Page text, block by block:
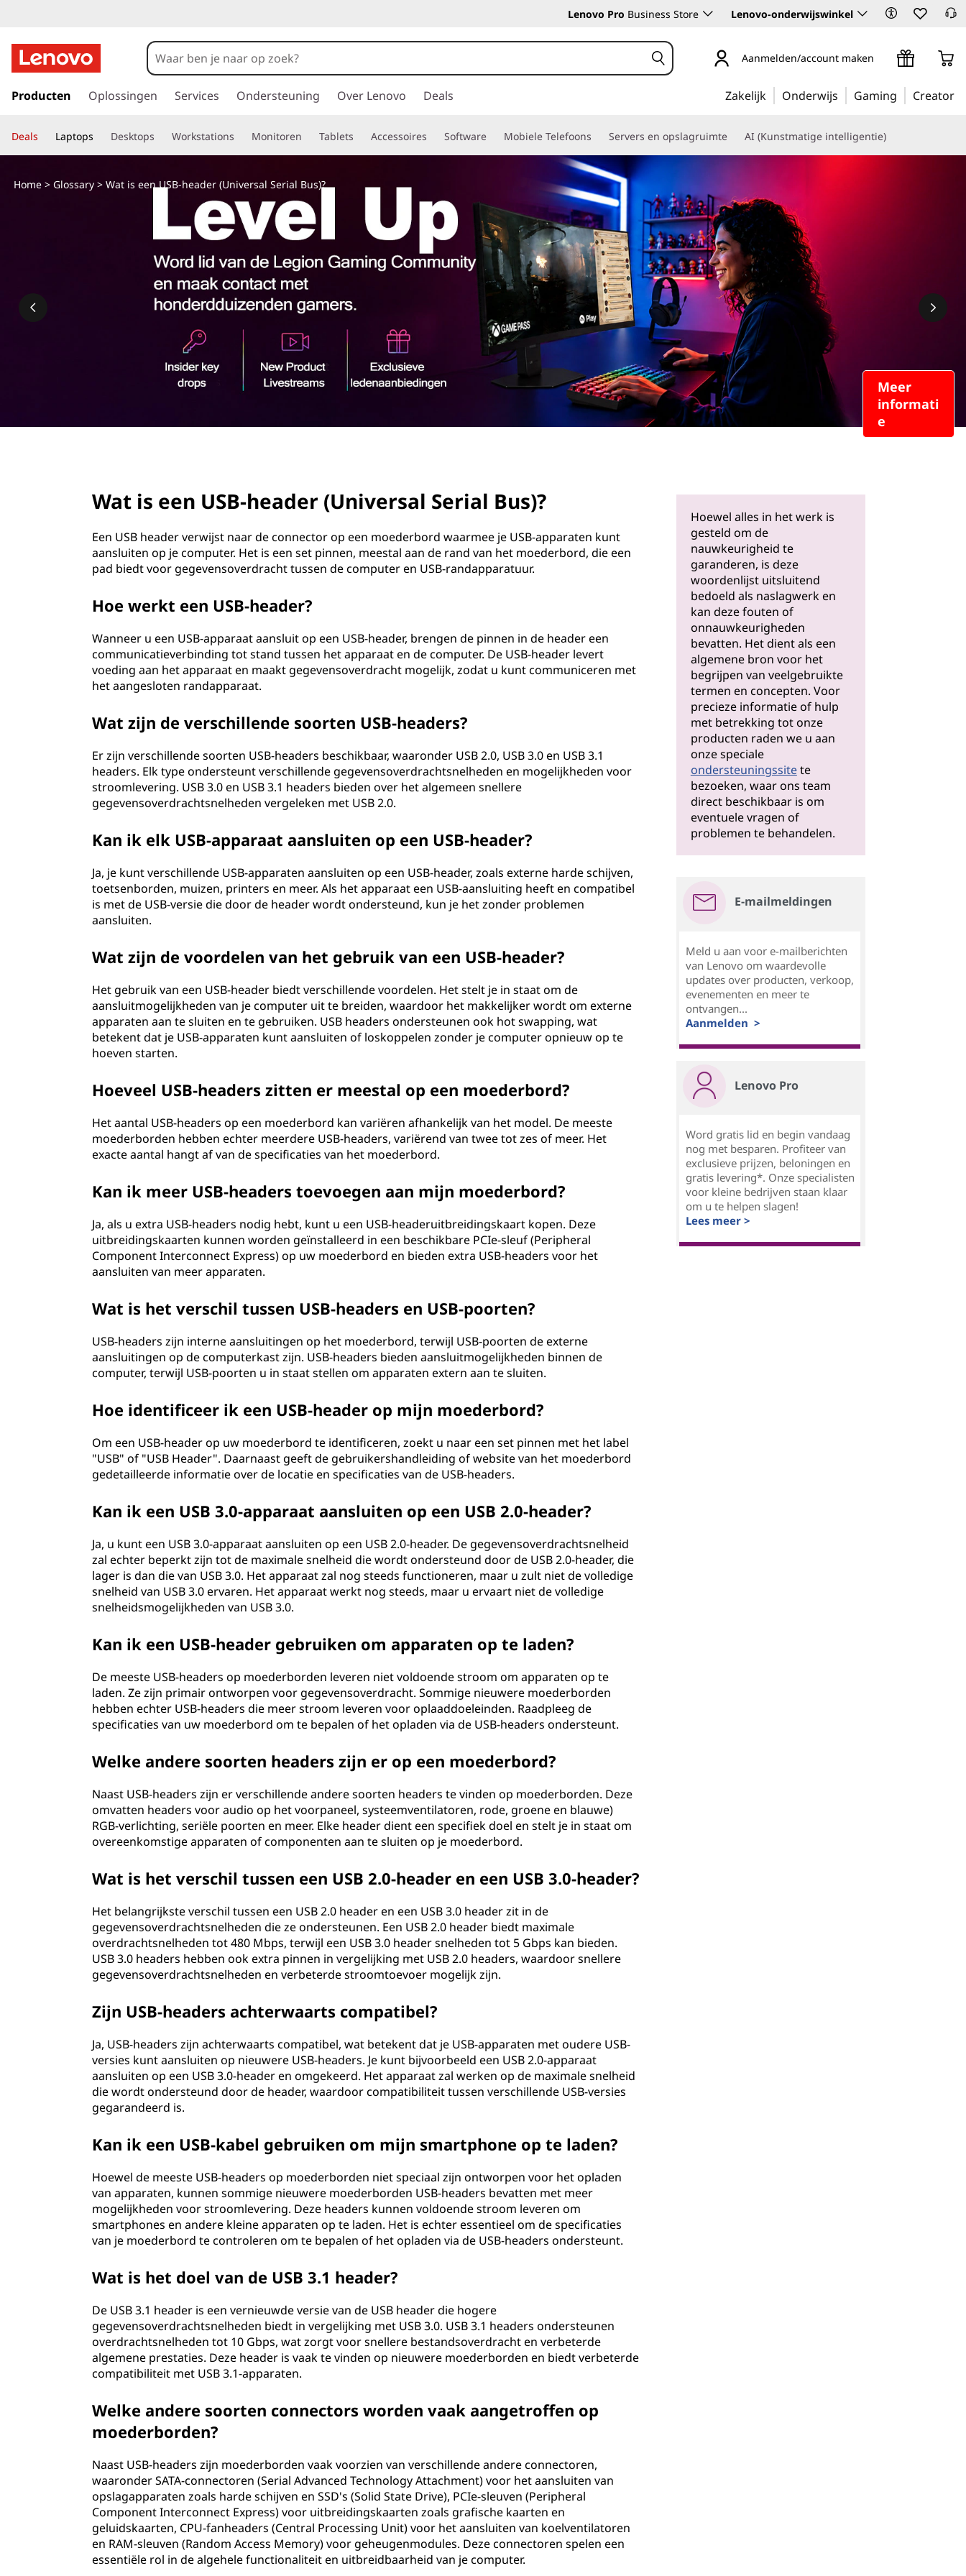
a
Lenovo Pro Business Store Lenovo-onderwijswinkel
a
a
r
e
Aanmelden/account maken
Producten Oplossingen Services Ondersteuning Over Lenovo Deals Zakelijk Onderwijs Gaming Creator
Deals Laptops Desktops Workstations Monitoren Tablets Accessoires Software Mobiele Telefoons Servers en opslagruimte AI (Kunstmatige intelligentie)
Meer
informati
e
Home> Glossary> Wat is een USB-header (Universal Serial Bus)?
Wat is een USB-header (Universal Serial Bus)?
Een USB header verwijst naar de connector op een moederbord waarmee je USB-apparaten kunt
aansluiten op je computer. Het is een set pinnen, meestal aan de rand van het moederbord, die een
pad biedt voor gegevensoverdracht tussen de computer en USB-randapparatuur.
Hoe werkt een USB-header?
Wanneer u een USB-apparaat aansluit op een USB-header, brengen de pinnen in de header een
communicatieverbinding tot stand tussen het apparaat en de computer. De USB-header levert
voeding aan het apparaat en maakt gegevensoverdracht mogelijk, zodat u kunt communiceren met
het aangesloten randapparaat.
Wat zijn de verschillende soorten USB-headers?
Er zijn verschillende soorten USB-headers beschikbaar, waaronder USB 2.0, USB 3.0 en USB 3.1
headers. Elk type ondersteunt verschillende gegevensoverdrachtsnelheden en mogelijkheden voor
stroomlevering. USB 3.0 en USB 3.1 headers bieden over het algemeen snellere
gegevensoverdrachtsnelheden vergeleken met USB 2.0.
Kan ik elk USB-apparaat aansluiten op een USB-header?
Ja, je kunt verschillende USB-apparaten aansluiten op een USB-header, zoals externe harde schijven,
toetsenborden, muizen, printers en meer. Als het apparaat een USB-aansluiting heeft en compatibel
is met de USB-versie die door de header wordt ondersteund, kun je het zonder problemen
aansluiten.
Wat zijn de voordelen van het gebruik van een USB-header?
Het gebruik van een USB-header biedt verschillende voordelen. Het stelt je in staat om de
aansluitmogelijkheden van je computer uit te breiden, waardoor het makkelijker wordt om externe
apparaten aan te sluiten en te gebruiken. USB headers ondersteunen ook hot swapping, wat
betekent dat je USB-apparaten kunt aansluiten of loskoppelen zonder je computer opnieuw op te
hoeven starten.
Hoeveel USB-headers zitten er meestal op een moederbord?
Het aantal USB-headers op een moederbord kan variëren afhankelijk van het model. De meeste
moederborden hebben echter meerdere USB-headers, variërend van twee tot zes of meer. Het
exacte aantal hangt af van de specificaties van het moederbord.
Kan ik meer USB-headers toevoegen aan mijn moederbord?
Ja, als u extra USB-headers nodig hebt, kunt u een USB-headeruitbreidingskaart kopen. Deze
uitbreidingskaarten kunnen worden geïnstalleerd in een beschikbare PCIe-sleuf (Peripheral
Component Interconnect Express) op uw moederbord en bieden extra USB-headers voor het
aansluiten van meer apparaten.
Wat is het verschil tussen USB-headers en USB-poorten?
USB-headers zijn interne aansluitingen op het moederbord, terwijl USB-poorten de externe
aansluitingen op de computerkast zijn. USB-headers bieden aansluitmogelijkheden binnen de
computer, terwijl USB-poorten u in staat stellen om apparaten extern aan te sluiten.
Hoe identificeer ik een USB-header op mijn moederbord?
Om een USB-header op uw moederbord te identificeren, zoekt u naar een set pinnen met het label
"USB" of "USB Header". Daarnaast geeft de gebruikershandleiding of website van het moederbord
gedetailleerde informatie over de locatie en specificaties van de USB-headers.
Kan ik een USB 3.0-apparaat aansluiten op een USB 2.0-header?
Ja, u kunt een USB 3.0-apparaat aansluiten op een USB 2.0-header. De gegevensoverdrachtsnelheid
zal echter beperkt zijn tot de maximale snelheid die wordt ondersteund door de USB 2.0-header, die
lager is dan die van USB 3.0. Het apparaat zal nog steeds functioneren, maar u zult niet de volledige
snelheid van USB 3.0 ervaren. Het apparaat werkt nog steeds, maar u ervaart niet de volledige
snelheidsmogelijkheden van USB 3.0.
Kan ik een USB-header gebruiken om apparaten op te laden?
De meeste USB-headers op moederborden leveren niet voldoende stroom om apparaten op te
laden. Ze zijn primair ontworpen voor gegevensoverdracht. Sommige nieuwere moederborden
hebben echter USB-headers die meer stroom leveren voor oplaaddoeleinden. Raadpleeg de
specificaties van uw moederbord om te bepalen of het opladen via de USB-headers ondersteunt.
Welke andere soorten headers zijn er op een moederbord?
Naast USB-headers zijn er verschillende andere soorten headers te vinden op moederborden. Deze
omvatten headers voor audio op het voorpaneel, systeemventilatoren, rode, groene en blauwe)
RGB-verlichting, seriële poorten en meer. Elke header dient een specifiek doel en stelt je in staat om
overeenkomstige apparaten of componenten aan te sluiten op je moederbord.
Wat is het verschil tussen een USB 2.0-header en een USB 3.0-header?
Het belangrijkste verschil tussen een USB 2.0 header en een USB 3.0 header zit in de
gegevensoverdrachtsnelheden die ze ondersteunen. Een USB 2.0 header biedt maximale
overdrachtsnelheden tot 480 Mbps, terwijl een USB 3.0 header snelheden tot 5 Gbps kan bieden.
USB 3.0 headers hebben ook extra pinnen in vergelijking met USB 2.0 headers, waardoor snellere
gegevensoverdrachtsnelheden en verbeterde stroomtoevoer mogelijk zijn.
Zijn USB-headers achterwaarts compatibel?
Ja, USB-headers zijn achterwaarts compatibel, wat betekent dat je USB-apparaten met oudere USB-
versies kunt aansluiten op nieuwere USB-headers. Je kunt bijvoorbeeld een USB 2.0-apparaat
aansluiten op een USB 3.0-header en omgekeerd. Het apparaat zal werken op de maximale snelheid
die wordt ondersteund door de header, waardoor compatibiliteit tussen verschillende USB-versies
gegarandeerd is.
Kan ik een USB-kabel gebruiken om mijn smartphone op te laden?
Hoewel de meeste USB-headers op moederborden niet speciaal zijn ontworpen voor het opladen
van apparaten, kunnen sommige nieuwere moederborden USB-headers bevatten met meer
mogelijkheden voor stroomlevering. Deze headers kunnen voldoende stroom leveren om
smartphones en andere kleine apparaten op te laden. Het is echter essentieel om de specificaties
van je moederbord te controleren om te bepalen of het opladen via de USB-headers ondersteunt.
Wat is het doel van de USB 3.1 header?
De USB 3.1 header is een vernieuwde versie van de USB header die hogere
gegevensoverdrachtsnelheden biedt in vergelijking met USB 3.0. USB 3.1 headers ondersteunen
overdrachtsnelheden tot 10 Gbps, wat zorgt voor snellere bestandsoverdracht en verbeterde
algemene prestaties. Deze header is vaak te vinden op nieuwere moederborden en biedt verbeterde
compatibiliteit met USB 3.1-apparaten.
Welke andere soorten connectors worden vaak aangetroffen op
moederborden?
Naast USB-headers zijn moederborden vaak voorzien van verschillende andere connectoren,
waaronder SATA-connectoren (Serial Advanced Technology Attachment) voor het aansluiten van
opslagapparaten zoals harde schijven en SSD's (Solid State Drive), PCIe-sleuven (Peripheral
Component Interconnect Express) voor uitbreidingskaarten zoals grafische kaarten en
geluidskaarten, CPU-fanheaders (Central Processing Unit) voor het aansluiten van koelventilatoren
en RAM-sleuven (Random Access Memory) voor geheugenmodules. Deze connectoren spelen een
essentiële rol in de algehele functionaliteit en uitbreidbaarheid van je computer.
Hoewel alles in het werk is
gesteld om de
nauwkeurigheid te
garanderen, is deze
woordenlijst uitsluitend
bedoeld als naslagwerk en
kan deze fouten of
onnauwkeurigheden
bevatten. Het dient als een
algemene bron voor het
begrijpen van veelgebruikte
termen en concepten. Voor
precieze informatie of hulp
met betrekking tot onze
producten raden we u aan
onze speciale
ondersteuningssitete
bezoeken, waar ons team
direct beschikbaar is om
eventuele vragen of
problemen te behandelen.
E-mailmeldingen
Meld u aan voor e-mailberichten
van Lenovo om waardevolle
updates over producten, verkoop,
evenementen en meer te
ontvangen...
Aanmelden >
Lenovo Pro
Word gratis lid en begin vandaag
nog met besparen. Profiteer van
exclusieve prijzen, beloningen en
gratis levering*. Onze specialisten
voor kleine bedrijven staan klaar
om u te helpen slagen!
Lees meer >